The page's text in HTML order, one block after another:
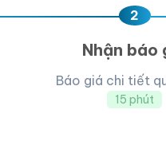
2
Nhận báo
Báo giá chi tiết
15 phút